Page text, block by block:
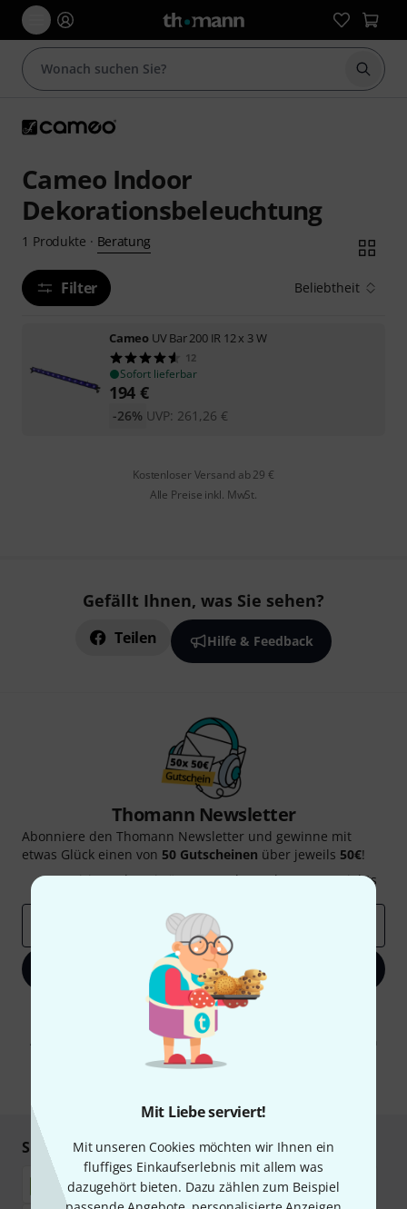
Mit Liebe serviert!
Mit unseren Cookies möchten wir Ihnen ein
fluffiges Einkaufserlebnis mit allem was
dazugehört bieten. Dazu zählen zum Beispiel
Suche
Cameo Indoor
Dekorationsbeleuchtung
1 Produkte · Beratung
Filter Beliebtheit
Cameo UV Bar 200 IR 12 x 3 W
12
Sofort lieferbar
194 €
UVP: 261,26 €
-26%
Kostenloser Versand ab 29 €
Alle Preise inkl. MwSt.
Gefällt Ihnen, was Sie sehen?
Teilen Hilfe & Feedback
Thomann Newsletter
Abonniere den Thomann Newsletter und gewinne mit
etwas Glück einen von 50 Gutscheinen über jeweils 50€!
Inspirierende Beiträge
Deals Thomann Insights
Jetzt anmelden
Mit Klick auf „Jetzt anmelden“ stimmen Sie dem Erhalt von E-Mail-
Werbung und einer Messung des E-Mail-Nutzungsverhaltens zu. Die
Abmeldung ist jederzeit möglich. Weitere Informationen finden Sie in
unseren Datenschutzhinweisen
Sicher einkaufen & bezahlen